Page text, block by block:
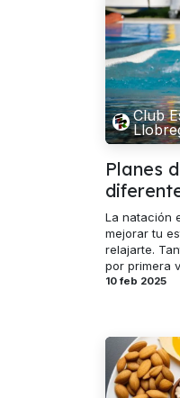
Club
Planes
La natación
mejorar tu
relajarte.
por primera
10 feb 2025